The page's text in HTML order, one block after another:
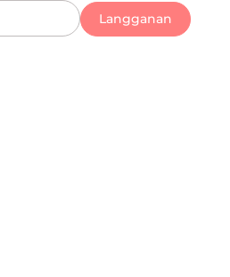
Langganan